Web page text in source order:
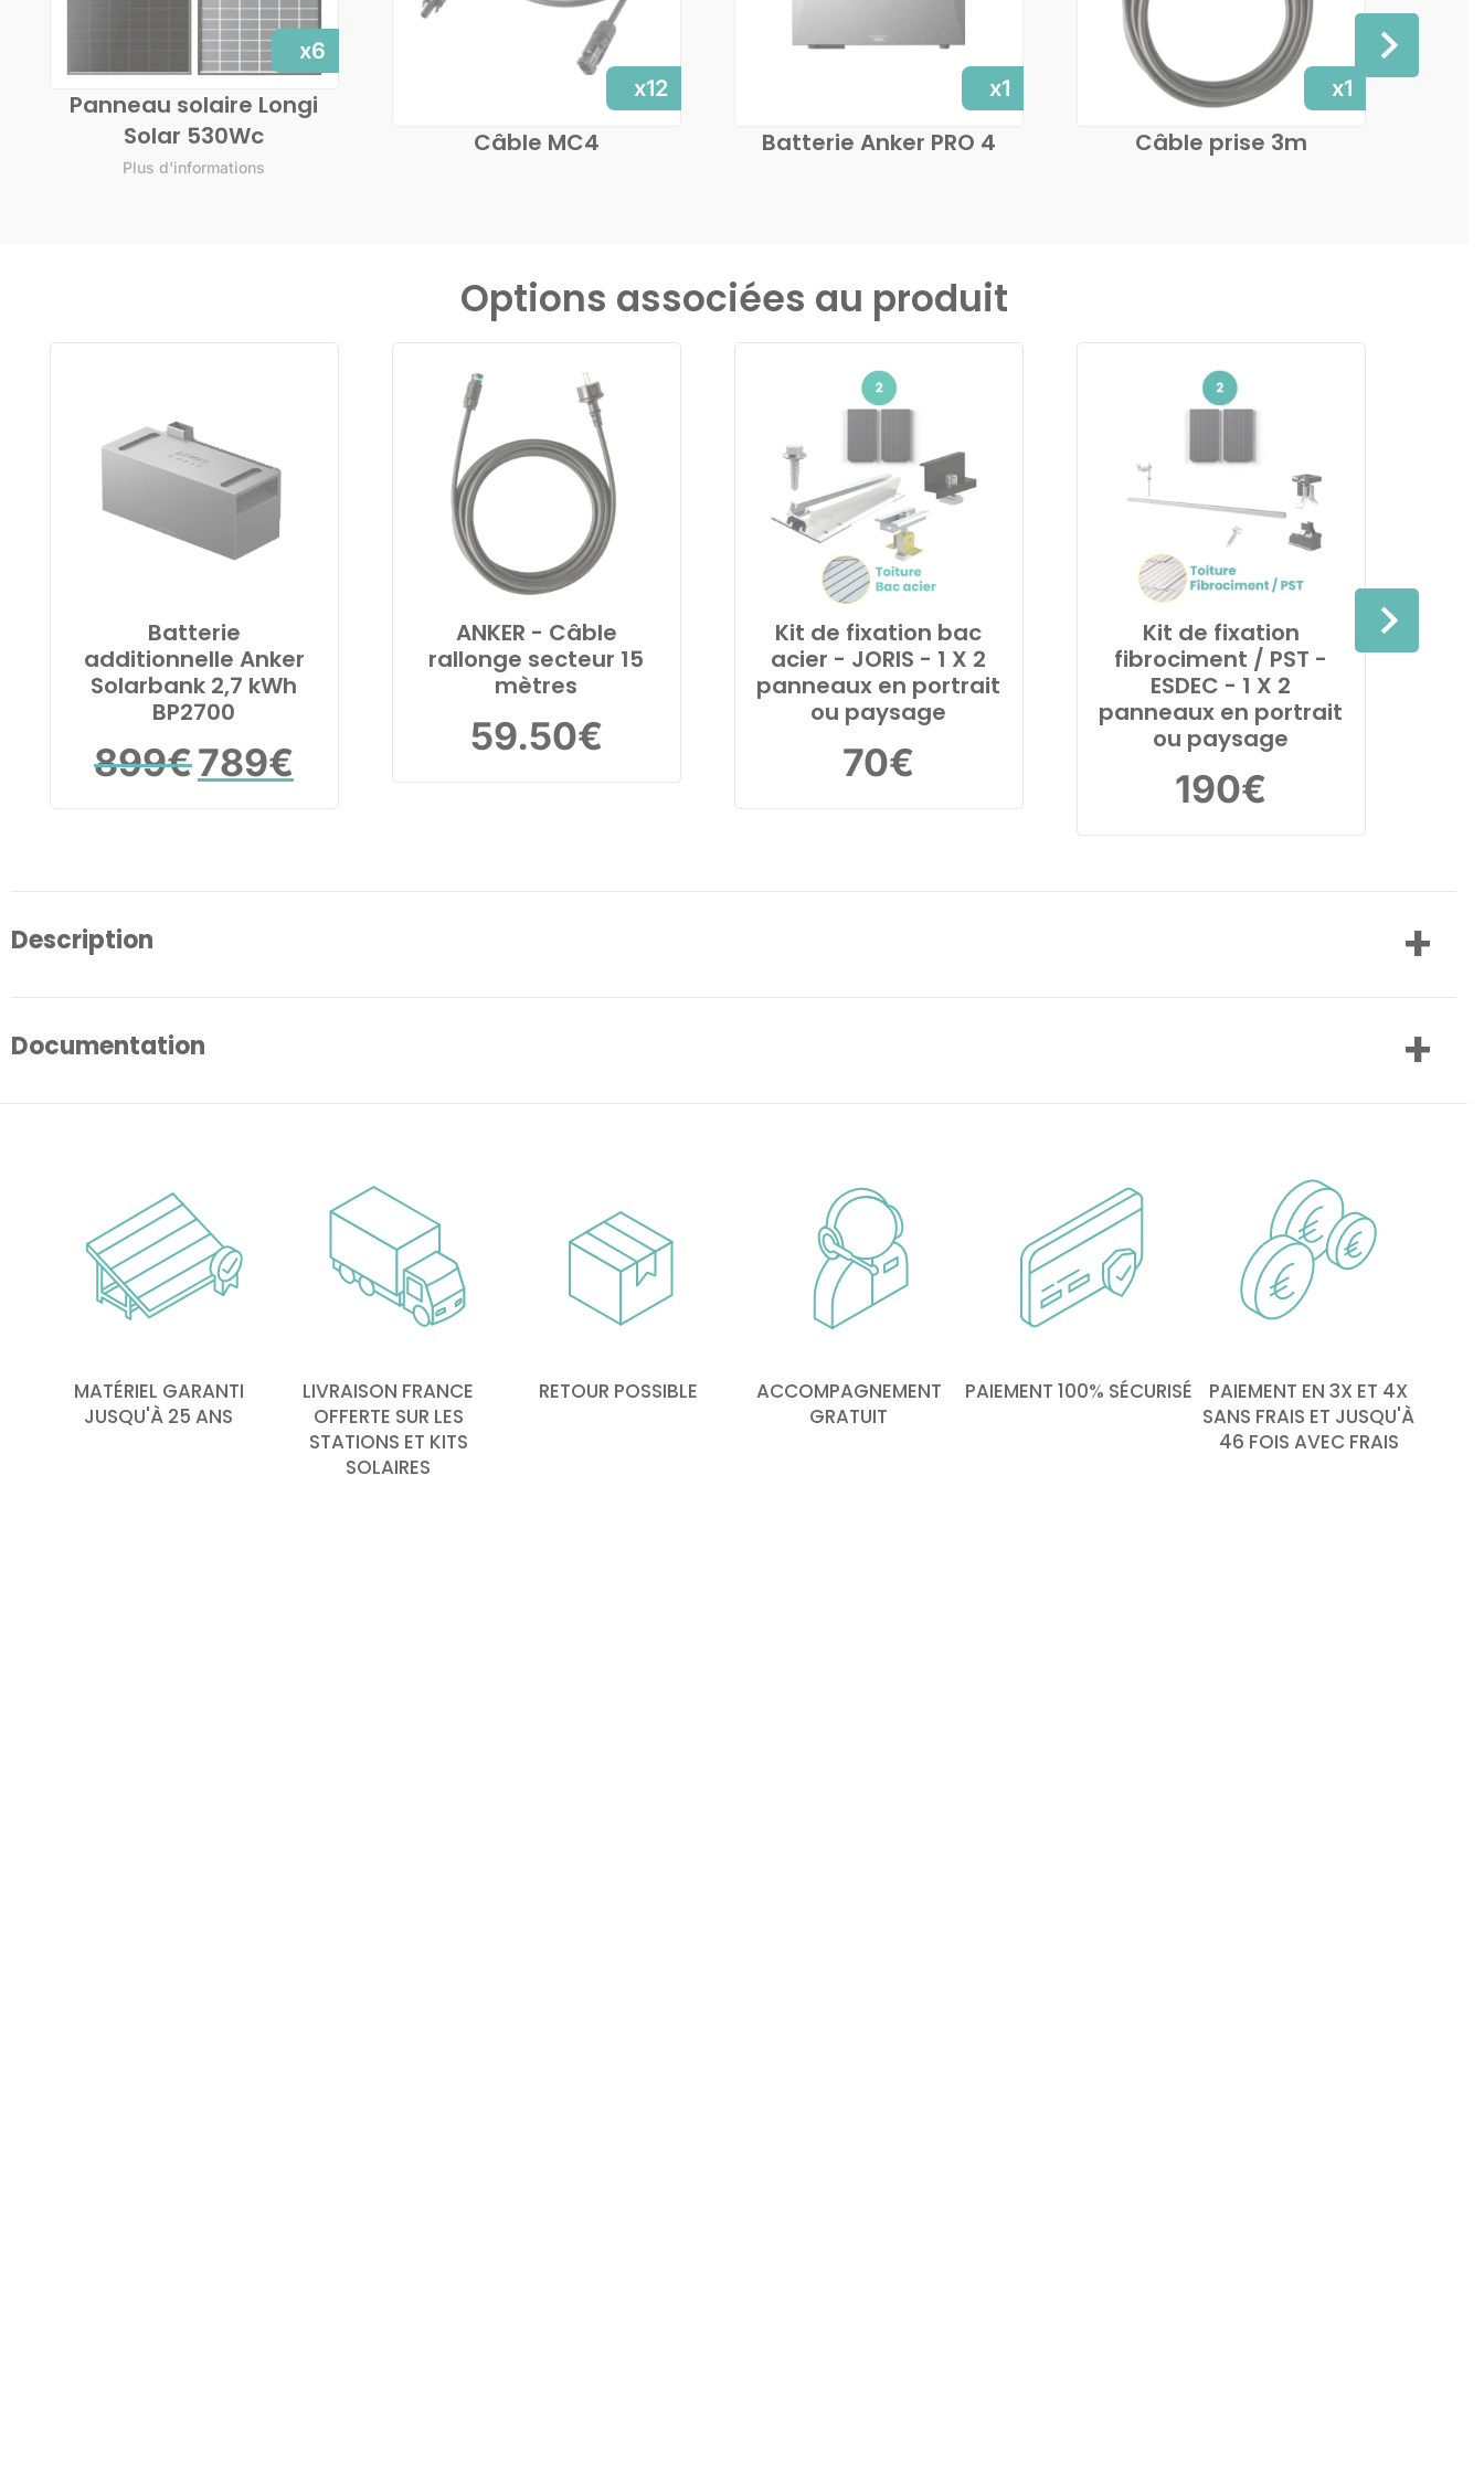
x6
Panneau solaire Longi
Solar 530Wc
Plus d'informations
x12
Câble MC4
x1
Batterie Anker PRO 4
x1
Câble prise 3m
Options associées au produit
Batterie
additionnelle Anker
Solarbank 2,7 kWh
BP2700
899€ Le
prix
initial
789€prix
actuel
ANKER - Câble
rallonge secteur 15
mètres
59.50€
Kit de fixation bac
acier - JORIS - 1 X 2
panneaux en portrait
ou paysage
70€
Kit de fixation
fibrociment / PST -
ESDEC - 1 X 2
panneaux en portrait
ou paysage
190€
Description
Documentation
MATÉRIEL GARANTI
JUSQU'À 25 ANS
LIVRAISON FRANCE
OFFERTE SUR LES
STATIONS ET KITS
SOLAIRES
RETOUR POSSIBLE
ACCOMPAGNEMENT
GRATUIT
PAIEMENT 100% SÉCURISÉ
PAIEMENT EN 3X ET 4X
SANS FRAIS ET JUSQU'À
46 FOIS AVEC FRAIS